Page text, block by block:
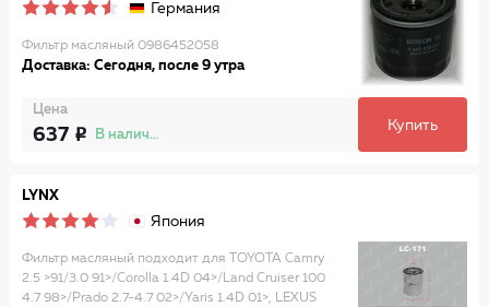
Германия
Фильтр масляный 0986452058
Доставка: Сегодня, после 9 утра
Цена
637 В наличии
Купить
LYNX
Япония
Фильтр масляный подходит для TOYOTA Camry
2.5 >91/3.0 91>/Corolla 1.4D 04>/Land Cruiser 100
4.7 98>/Prado 2.7-4.7 02>/Yaris 1.4D 01>, LEXUS